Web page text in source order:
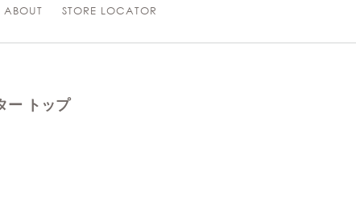
ABOUT STORE LOCATOR
ー トップ